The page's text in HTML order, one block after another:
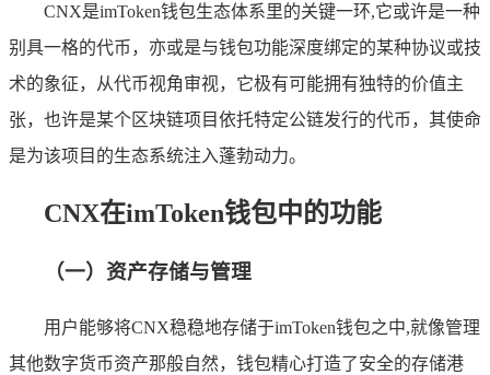
CNX是imToken钱包生态体系里的关键一环,它或许是一种
别具一格的代币，亦或是与钱包功能深度绑定的某种协议或技
术的象征，从代币视角审视，它极有可能拥有独特的价值主
张，也许是某个区块链项目依托特定公链发行的代币，其使命
是为该项目的生态系统注入蓬勃动力。
CNX在imToken钱包中的功能
（一）资产存储与管理
用户能够将CNX稳稳地存储于imToken钱包之中,就像管理
其他数字货币资产那般自然，钱包精心打造了安全的存储港